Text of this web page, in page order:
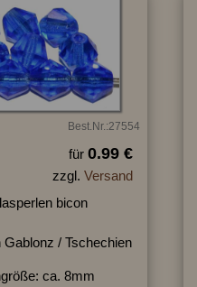
Best.Nr.:27554
für 0.99 €
zzgl. Versand
bicon
Gablonz / Tschechien
ca. 8mm